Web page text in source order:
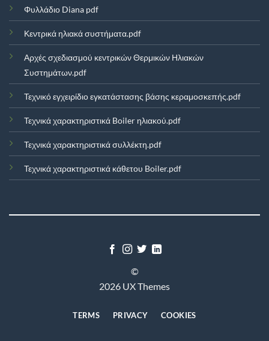
Φυλλάδιο Diana pdf
Κεντρικά ηλιακά συστήματα.pdf
Αρχές σχεδιασμού κεντρικών Θερμικών Ηλιακών
Συστημάτων.pdf
Τεχνικό εγχειρίδιο εγκατάστασης βάσης κεραμοσκεπής.pdf
Τεχνικά χαρακτηριστικά Boiler ηλιακού.pdf
Τεχνικά χαρακτηριστικά συλλέκτη.pdf
Τεχνικά χαρακτηριστικά κάθετου Boiler.pdf
©
2026 UX Themes
TERMS PRIVACY COOKIES